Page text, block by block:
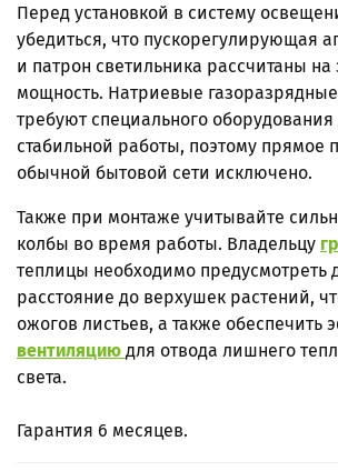
Перед установкой в систему
убедиться, что пускорегулирующая
и патрон светильника рассчитаны
мощность. Натриевые
требуют специального
стабильной работы, поэтому прямое
обычной бытовой сети исключено.
Также при монтаже учитывайте
колбы во время работы. Владельцу
теплицы необходимо предусмотреть
расстояние до верхушек растений,
ожогов листьев, а также обеспечить
вентиляцию для отвода лишнего
света.
Гарантия 6 месяцев.